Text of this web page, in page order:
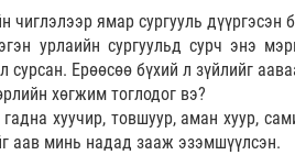
чиглэлээр ямар сургууль дүүргэсэн
урлаийн сургуульд сурч энэ
сурсан. Ерөөсөө бүхий л зүйлийг
хөгжим тоглодог вэ?
хуучир, товшуур, аман хуур,
аав минь надад зааж эзэмшүүлсэн.